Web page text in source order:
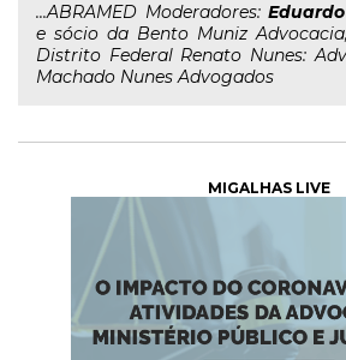
...ABRAMED Moderadores: Eduardo
e sócio da Bento Muniz
Distrito Federal Renato Nunes:
Machado Nunes Advogados
MIGALHAS LIVE